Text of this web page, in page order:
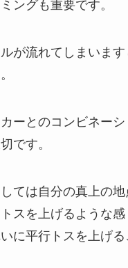
ングも重要です。
が流れてしまいま
ーとのコンビネー
です。
ては自分の真上の
スを上げるような感
に平行トスを上げる